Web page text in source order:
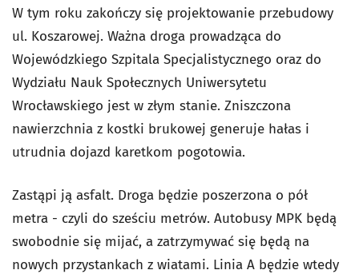
W tym roku zakończy się projektowanie przebudowy
ul. Koszarowej. Ważna droga prowadząca do
Wojewódzkiego Szpitala Specjalistycznego oraz do
Wydziału Nauk Społecznych Uniwersytetu
Wrocławskiego jest w złym stanie. Zniszczona
nawierzchnia z kostki brukowej generuje hałas i
utrudnia dojazd karetkom pogotowia.
Zastąpi ją asfalt. Droga będzie poszerzona o pół
metra - czyli do sześciu metrów. Autobusy MPK będą
swobodnie się mijać, a zatrzymywać się będą na
nowych przystankach z wiatami. Linia A będzie wtedy